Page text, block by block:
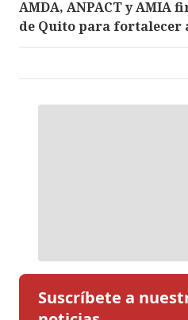
AMDA, ANPACT y AMIA
de Quito para
Suscríbete a